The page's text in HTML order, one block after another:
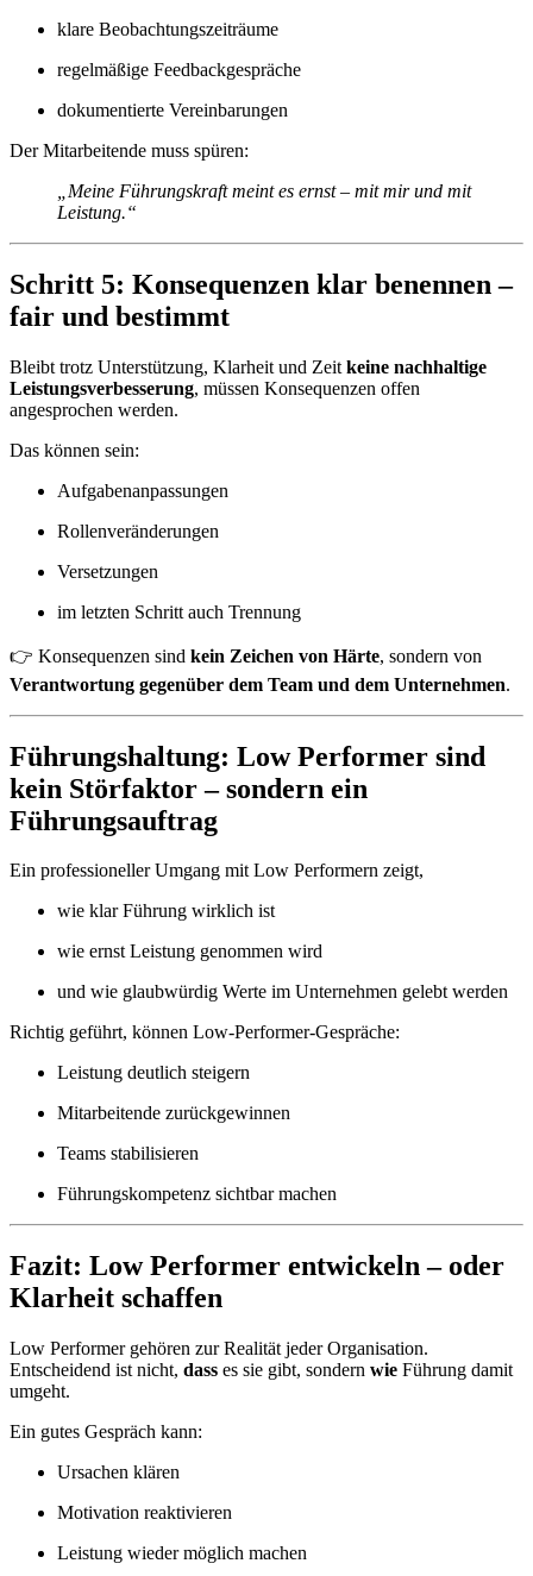
klare Beobachtungszeiträume
regelmäßige Feedbackgespräche
dokumentierte Vereinbarungen
Der Mitarbeitende muss spüren:
„Meine Führungskraft meint es ernst – mit mir und mit
Leistung.“
Schritt 5: Konsequenzen klar benennen –
fair und bestimmt
Bleibt trotz Unterstützung, Klarheit und Zeit keine nachhaltige
Leistungsverbesserung, müssen Konsequenzen offen
angesprochen werden.
Das können sein:
Aufgabenanpassungen
Rollenveränderungen
Versetzungen
im letzten Schritt auch Trennung
👉 Konsequenzen sind kein Zeichen von Härte, sondern von
Verantwortung gegenüber dem Team und dem Unternehmen.
Führungshaltung: Low Performer sind
kein Störfaktor – sondern ein
Führungsauftrag
Ein professioneller Umgang mit Low Performern zeigt,
wie klar Führung wirklich ist
wie ernst Leistung genommen wird
und wie glaubwürdig Werte im Unternehmen gelebt werden
Richtig geführt, können Low-Performer-Gespräche:
Leistung deutlich steigern
Mitarbeitende zurückgewinnen
Teams stabilisieren
Führungskompetenz sichtbar machen
Fazit: Low Performer entwickeln – oder
Klarheit schaffen
Low Performer gehören zur Realität jeder Organisation.
Entscheidend ist nicht, dass es sie gibt, sondern wie Führung damit
umgeht.
Ein gutes Gespräch kann:
Ursachen klären
Motivation reaktivieren
Leistung wieder möglich machen